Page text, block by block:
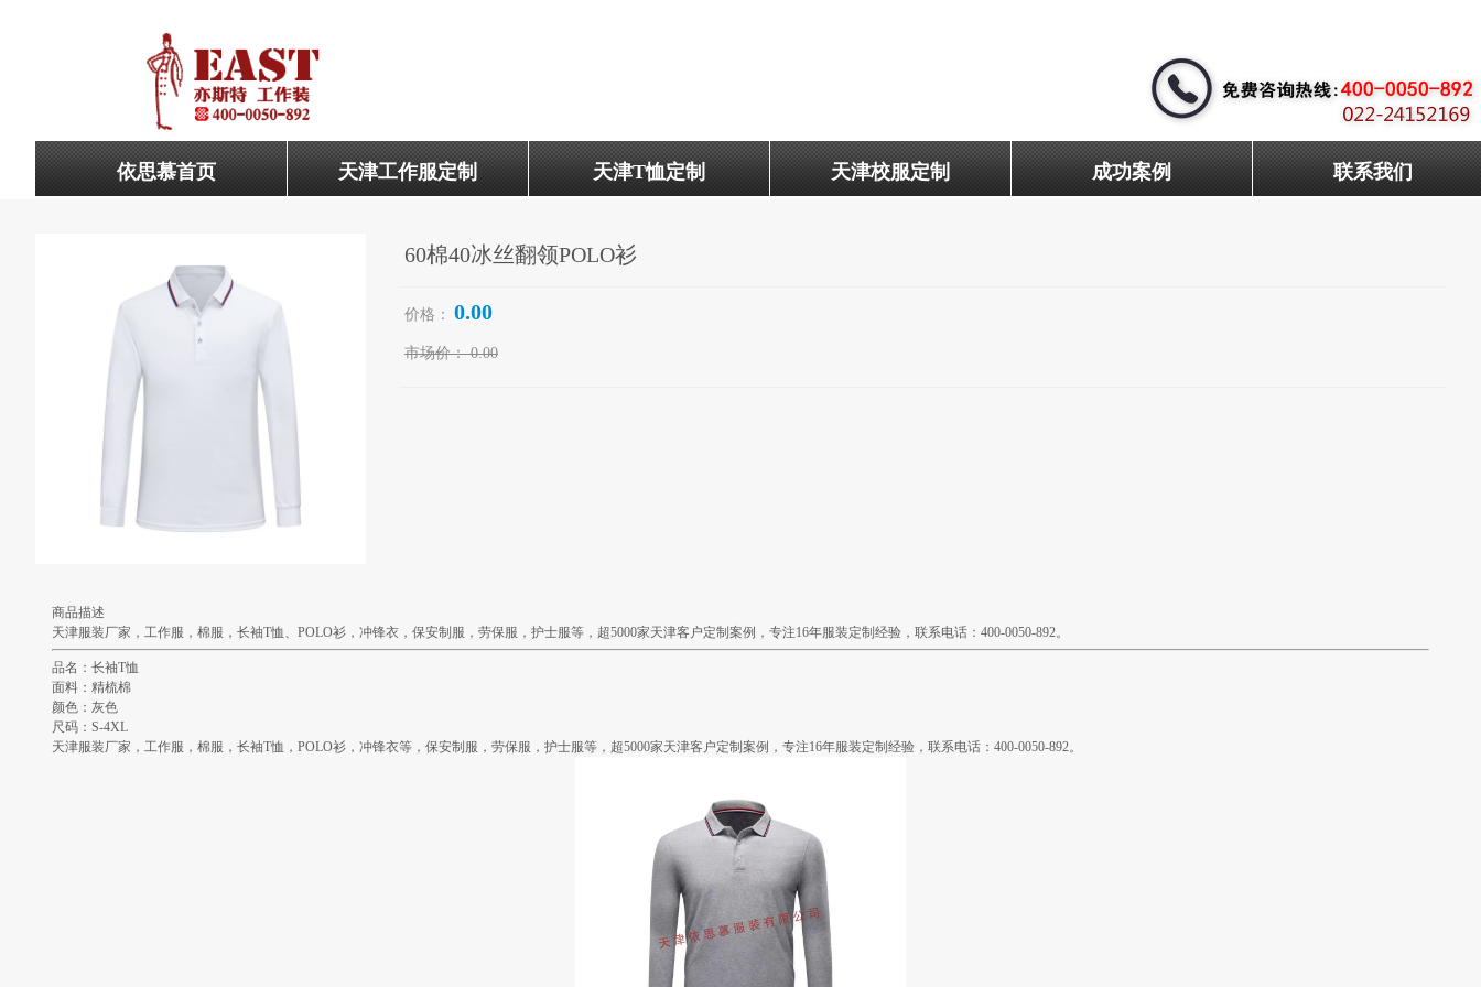
依思慕首页 天津工作服定制 天津T恤定制 天津校服定制 成功案例 联系我们
60棉40冰丝翻领POLO衫
价格： 0.00
市场价： 0.00
商品描述
天津服装厂家，工作服，棉服，长袖T恤、POLO衫，冲锋衣，保安制服，劳保服，护士服等，超5000家天津客户定制案例，专注16年服装定制经验，联系电话：400-0050-892。
品名：长袖T恤
面料：精梳棉
颜色：灰色
尺码：S-4XL
天津服装厂家，工作服，棉服，长袖T恤，POLO衫，冲锋衣等，保安制服，劳保服，护士服等，超5000家天津客户定制案例，专注16年服装定制经验，联系电话：400-0050-892。